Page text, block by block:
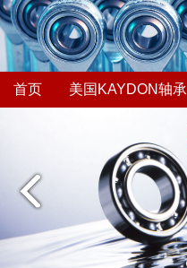
首页 美国KAYDON轴承